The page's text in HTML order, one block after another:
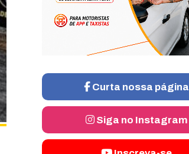
Curta nossa página
Siga no Instagram